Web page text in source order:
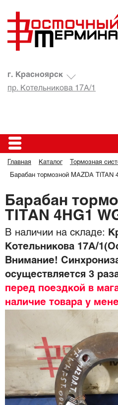
г. Красноярск
пр. Котельникова 17А/1
Главная Каталог Тормозная
Барабан тормозной MAZDA TITAN
Барабан
TITAN 4HG1
В наличии на складе:
Котельникова 17А/
Внимание!
осуществляется 3
перед поездкой в
наличие товара у